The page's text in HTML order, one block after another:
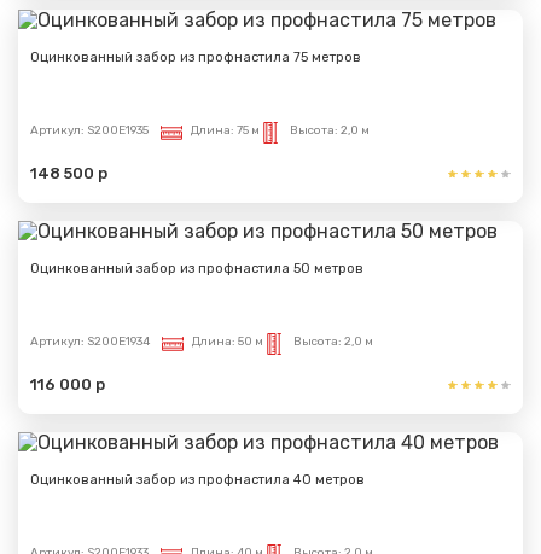
Оцинкованный забор из профнастила 75 метров
Артикул: S200E1935 Длина: 75 м Высота: 2,0 м
148 500 р
Оцинкованный забор из профнастила 50 метров
Артикул: S200E1934 Длина: 50 м Высота: 2,0 м
116 000 р
Оцинкованный забор из профнастила 40 метров